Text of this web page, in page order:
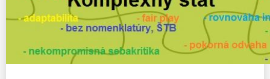
Zoznam blogov
Komerčné blogy